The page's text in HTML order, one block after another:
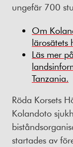
ungefär 700
Om
lärosätets
Läs mer
Tanzania.
Röda Korsets
Kolandoto
startades av